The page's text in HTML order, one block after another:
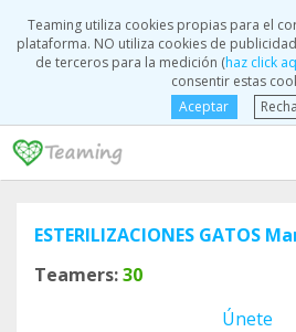
Teaming utiliza cookies propias para el
plataforma. NO utiliza cookies de
de terceros para la medición (haz click
consentir estas
Aceptar
ESTERILIZACIONES GATOS
Teamers:30
Únete